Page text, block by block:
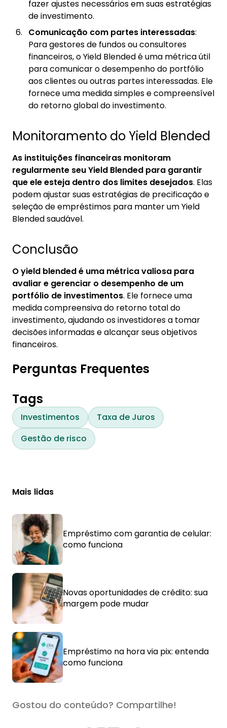
fazer ajustes necessários em suas estratégias
de investimento.
Comunicação com partes interessadas:
Para gestores de fundos ou consultores
financeiros, o Yield Blended é uma métrica útil
para comunicar o desempenho do portfólio
aos clientes ou outras partes interessadas. Ele
fornece uma medida simples e compreensível
do retorno global do investimento.
Monitoramento do Yield Blended
As instituições financeiras monitoram
regularmente seu Yield Blended para garantir
que ele esteja dentro dos limites desejados. Elas
podem ajustar suas estratégias de precificação e
seleção de empréstimos para manter um Yield
Blended saudável.
Conclusão
O yield blended é uma métrica valiosa para
avaliar e gerenciar o desempenho de um
portfólio de investimentos. Ele fornece uma
medida compreensiva do retorno total do
investimento, ajudando os investidores a tomar
decisões informadas e alcançar seus objetivos
financeiros.
Perguntas Frequentes
Tags
Investimentos
Taxa de Juros
Gestão de risco
Mais lidas
Empréstimo com garantia de celular:
como funciona
Novas oportunidades de crédito: sua
margem pode mudar
Empréstimo na hora via pix: entenda
como funciona
Gostou do conteúdo? Compartilhe!